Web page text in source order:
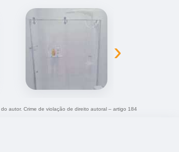
›
autor. Crime de violação de direito autoral – artigo 184